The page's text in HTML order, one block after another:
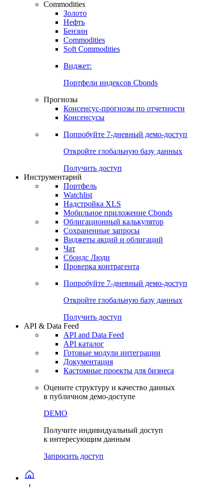
Commodities
Золото
Нефть
Бензин
Commodities
Soft Commodities
Виджет:
Портфели индексов Cbonds
Прогнозы
Консенсус-прогнозы по отчетности
Консенсусы
Попробуйте 7-дневный демо-доступ
Откройте глобальную базу данных
Получить доступ
Инструментарий
Портфель
Watchlist
Надстройка XLS
Мобильное приложение Cbonds
Облигационный калькулятор
Сохраненные запросы
Виджеты акций и облигаций
Чат
Сбондс Люди
Проверка контрагента
Попробуйте 7-дневный демо-доступ
Откройте глобальную базу данных
Получить доступ
API & Data Feed
API and Data Feed
API каталог
Готовые модули интеграции
Документация
Кастомные проекты для бизнеса
Оцените структуру и качество данных
в публичном демо-доступе
DEMO
Получите индивидуальный доступ
к интересующим данным
Запросить доступ